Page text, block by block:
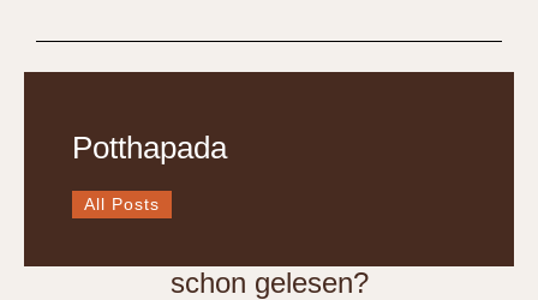
Potthapada
All Posts
schon gelesen?